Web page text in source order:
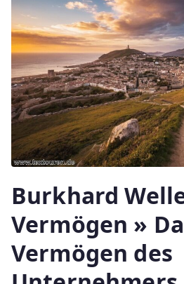
Burkhard
Vermögen »
Vermögen des